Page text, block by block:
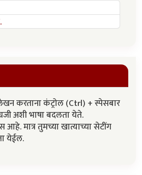
करताना कंट्रोल (Ctrl) + स्पेसबार
अशी भाषा बदलता येते.
मात्र तुमच्या खात्याच्या सेटींग
येईल.